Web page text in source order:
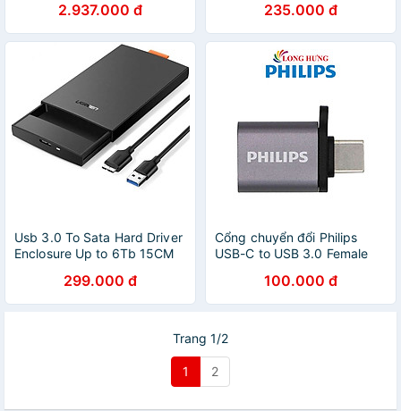
NHẬP hdmi 4K + usb CM315
- HÀNG CHÍNH HÃNG
2.937.000 đ
Máy Tính, TV, Máy Chiếu
JH-Q520 - Hàng Nhập Khẩu
235.000 đ
Usb 3.0 To Sata Hard Driver
Enclosure Up to 6Tb 15CM
CM237 Hàng Chính Hãng
299.000 đ
Cổng chuyển đổi Philips
USB-C to USB 3.0 Female
chính hãng100.000 đ
Trang 1/2
1 2